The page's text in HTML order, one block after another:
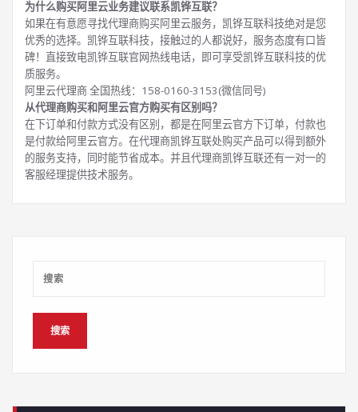
为什么购买阿里云业务建议联系凯铧互联？
如果在有意愿寻找代理商购买阿里云服务，凯铧互联科技绝对是您
优秀的选择。凯铧互联科技，接触过的人都说好，服务态度有口皆
碑！直接致电凯铧互联官网热线电话，即可享受凯铧互联科技的优
质服务。
阿里云代理商 全国热线：158-0160-3153(微信同号)
从代理商购买和阿里云官方购买有区别吗？
在下订单和付款方式没有区别，都是在阿里云官方下订单，付款也
是付款给阿里云官方。在代理商凯铧互联处购买产品可以得到额外
的服务支持，同时能节省成本。并且代理商凯铧互联还有一对一的
客服经理提供技术服务。